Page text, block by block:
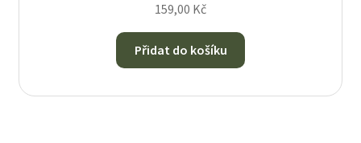
159,00 Kč
Přidat do košíku